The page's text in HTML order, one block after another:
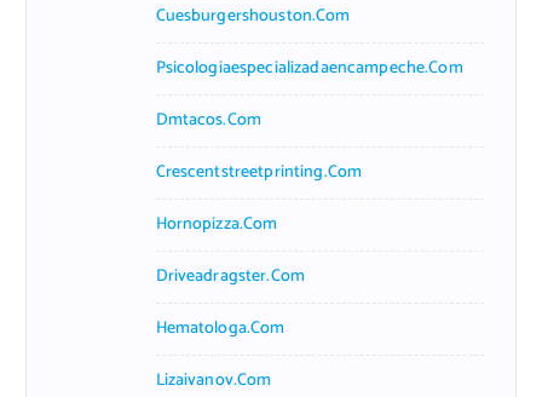
Cuesburgershouston.com
Psicologiaespecializadaencampeche.com
Dmtacos.com
Crescentstreetprinting.com
Hornopizza.com
Driveadragster.com
Hematologa.com
Lizaivanov.com